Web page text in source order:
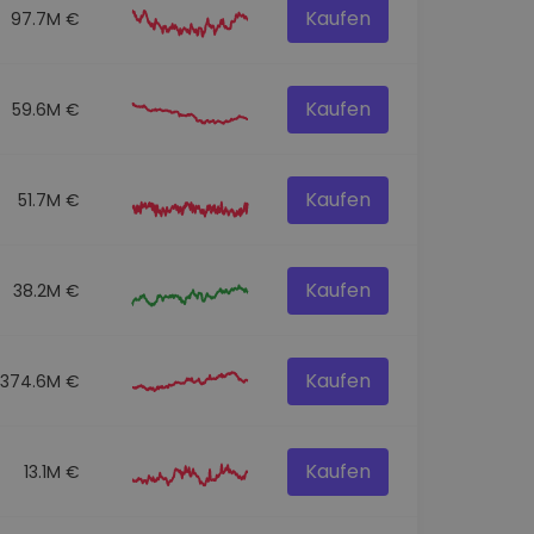
97.7M € Kaufen
59.6M € Kaufen
51.7M € Kaufen
38.2M € Kaufen
374.6M € Kaufen
13.1M € Kaufen